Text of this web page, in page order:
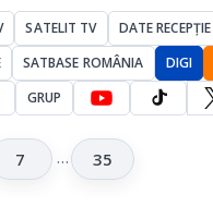
SATELIT TV DATE RECEPȚIE
SATBASE ROMÂNIA DIGI
GRUP
7 … 35